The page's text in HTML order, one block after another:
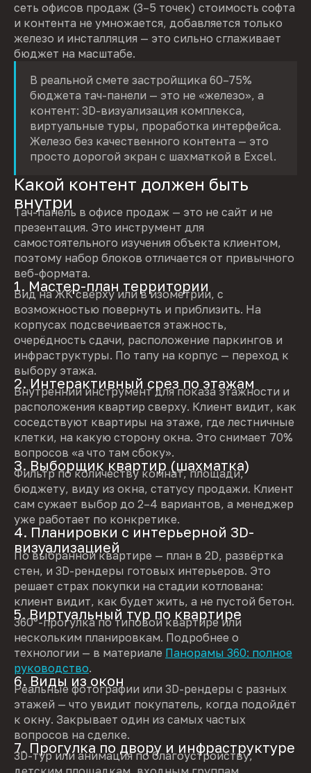
сеть офисов продаж (3–5 точек) стоимость софта
и контента не умножается, добавляется только
железо и инсталляция — это сильно сглаживает
бюджет на масштабе.
В реальной смете застройщика 60–75%
бюджета тач-панели — это не «железо», а
контент: 3D-визуализация комплекса,
виртуальные туры, проработка интерфейса.
Железо без качественного контента — это
просто дорогой экран с шахматкой в Excel.
Какой контент должен быть
внутри
Тач-панель в офисе продаж — это не сайт и не
презентация. Это инструмент для
самостоятельного изучения объекта клиентом,
поэтому набор блоков отличается от привычного
веб-формата.
1. Мастер-план территории
Вид на ЖК сверху или в изометрии, с
возможностью повернуть и приблизить. На
корпусах подсвечивается этажность,
очерёдность сдачи, расположение паркингов и
инфраструктуры. По тапу на корпус — переход к
выбору этажа.
2. Интерактивный срез по этажам
Внутренний инструмент для показа этажности и
расположения квартир сверху. Клиент видит, как
соседствуют квартиры на этаже, где лестничные
клетки, на какую сторону окна. Это снимает 70%
вопросов «а что там сбоку».
3. Выборщик квартир (шахматка)
Фильтр по количеству комнат, площади,
бюджету, виду из окна, статусу продажи. Клиент
сам сужает выбор до 2–4 вариантов, а менеджер
уже работает по конкретике.
4. Планировки с интерьерной 3D-
визуализацией
По выбранной квартире — план в 2D, развёртка
стен, и 3D-рендеры готовых интерьеров. Это
решает страх покупки на стадии котлована:
клиент видит, как будет жить, а не пустой бетон.
5. Виртуальный тур по квартире
360°-прогулка по типовой квартире или
нескольким планировкам. Подробнее о
технологии — в материале Панорамы 360: полное
руководство.
6. Виды из окон
Реальные фотографии или 3D-рендеры с разных
этажей — что увидит покупатель, когда подойдёт
к окну. Закрывает один из самых частых
вопросов на сделке.
7. Прогулка по двору и инфраструктуре
3D-тур или анимация по благоустройству,